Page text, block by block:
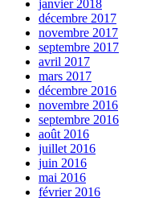
janvier 2018
décembre 2017
novembre 2017
septembre 2017
avril 2017
mars 2017
décembre 2016
novembre 2016
septembre 2016
août 2016
juillet 2016
juin 2016
mai 2016
février 2016